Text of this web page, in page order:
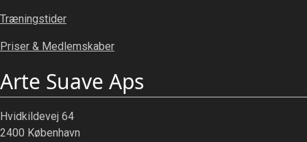
Træningstider
Priser & Medlemskaber
Arte Suave Aps
Hvidkildevej 64
2400 København